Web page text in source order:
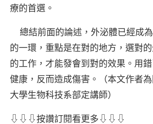
療的首選。
總結前面的論述，外泌體已經成
的一環，重點是在對的地方，選對
的工作，才能發會到對的效果。用
健康，反而造成傷害。（本文作者
大學生物科技系部定講師）
⇩⇩⇩按讚訂閱看更多⇩⇩⇩